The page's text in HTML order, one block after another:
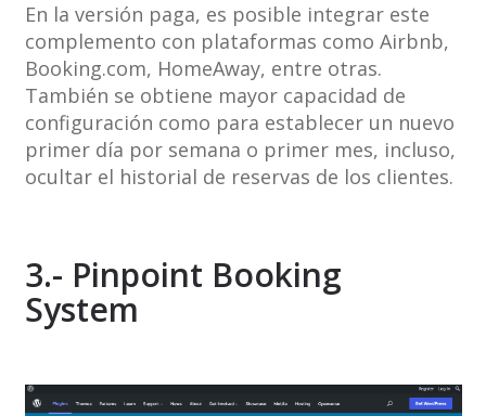
En la versión paga, es posible integrar este
complemento con plataformas como Airbnb,
Booking.com, HomeAway, entre otras.
También se obtiene mayor capacidad de
configuración como para establecer un nuevo
primer día por semana o primer mes, incluso,
ocultar el historial de reservas de los clientes.
3.- Pinpoint Booking
System